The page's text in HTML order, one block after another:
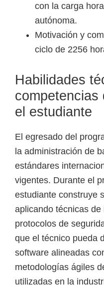
con la carga
autónoma.
Motivación y
ciclo de 2256
Habilidades
competencias
el estudiante
El egresado del
la administración de
estándares
vigentes. Durante el
estudiante construye
aplicando técnicas
protocolos de
que el técnico pueda
software alineadas
metodologías ágiles
utilizadas en la